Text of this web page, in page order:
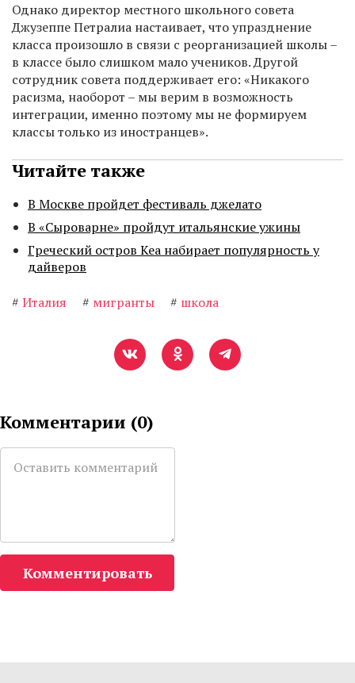
Однако директор местного школьного совета
Джузеппе Петралиа настаивает, что упразднение
класса произошло в связи с реорганизацией школы –
в классе было слишком мало учеников. Другой
сотрудник совета поддерживает его: «Никакого
расизма, наоборот – мы верим в возможность
интеграции, именно поэтому мы не формируем
классы только из иностранцев».
Читайте также
В Москве пройдет фестиваль джелато
В «Сыроварне» пройдут итальянские ужины
Греческий остров Кеа набирает популярность у
дайверов
# Италия # мигранты # школа
Комментарии (0)
Комментировать